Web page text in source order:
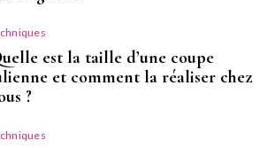
est la taille d’une coupe
et comment la réaliser chez
?